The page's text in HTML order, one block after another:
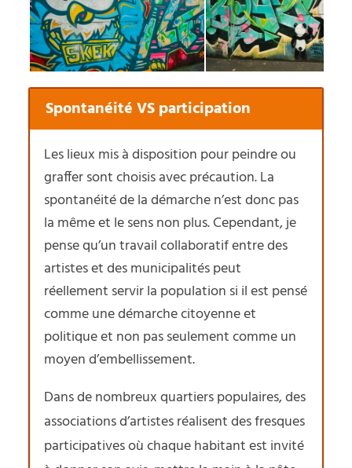
Spontanéité VS participation
Les lieux mis à disposition pour peindre ou
graffer sont choisis avec précaution. La
spontanéité de la démarche n’est donc pas
la même et le sens non plus. Cependant, je
pense qu’un travail collaboratif entre des
artistes et des municipalités peut
réellement servir la population si il est pensé
comme une démarche citoyenne et
politique et non pas seulement comme un
moyen d’embellissement.
Dans de nombreux quartiers populaires, des
associations d’artistes réalisent des fresques
participatives où chaque habitant est invité